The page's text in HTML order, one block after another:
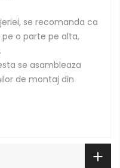
se recomanda ca
o parte pe alta,
se asambleaza
de montaj din